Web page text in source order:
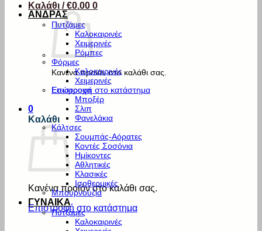
Καλάθι /€0.00 0
Κανένα προϊόν στο καλάθι σας.
Επιστροφή στο κατάστημα
0
Καλάθι
Κανένα προϊόν στο καλάθι σας.
Επιστροφή στο κατάστημα
ΑΝΔΡΑΣ
Πυτζάμες
Καλοκαιρινές
Χειμερινές
Ρόμπες
Φόρμες
Καλοκαιρινές
Χειμερινές
Εσώρουχα
Μποξέρ
Σλιπ
Φανελάκια
Κάλτσες
Σουμπάς-Αόρατες
Κοντές Σοσόνια
Ημίκοντες
Αθλητικές
Κλασικές
Ισοθερμικές
Μπουρνούζια
ΓΥΝΑΙΚΑ
Πυτζάμες
Καλοκαιρινές